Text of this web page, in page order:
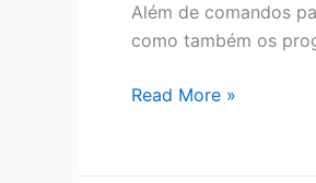
Além de comandos
como também os
Comandos
Read More »